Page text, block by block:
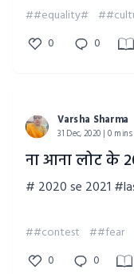
##equality#
0
0
Varsha Sharma
31 Dec, 2020 | 0
ना आना लोट के
# 2020 se 2021
##contest ##fear
0
0